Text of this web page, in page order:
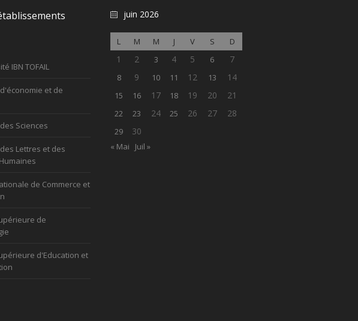
IBN TOFAIL
et de
Sciences
Lettres et des
de Commerce et
de
d'Education et
juin 2026
L M M J V S D
1 2 3 4 5 6 7
8 9 10 11 12 13 14
15 16 17 18 19 20 21
22 23 24 25 26 27 28
29 30
« Mai Juil »